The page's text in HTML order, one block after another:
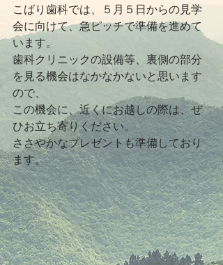
こばり歯科では、５月５日からの見学
会に向けて、急ピッチで準備を進めて
います。
歯科クリニックの設備等、裏側の部分
を見る機会はなかなかないと思います
ので、
この機会に、近くにお越しの際は、ぜ
ひお立ち寄りください。
ささやかなプレゼントも準備しており
ます。